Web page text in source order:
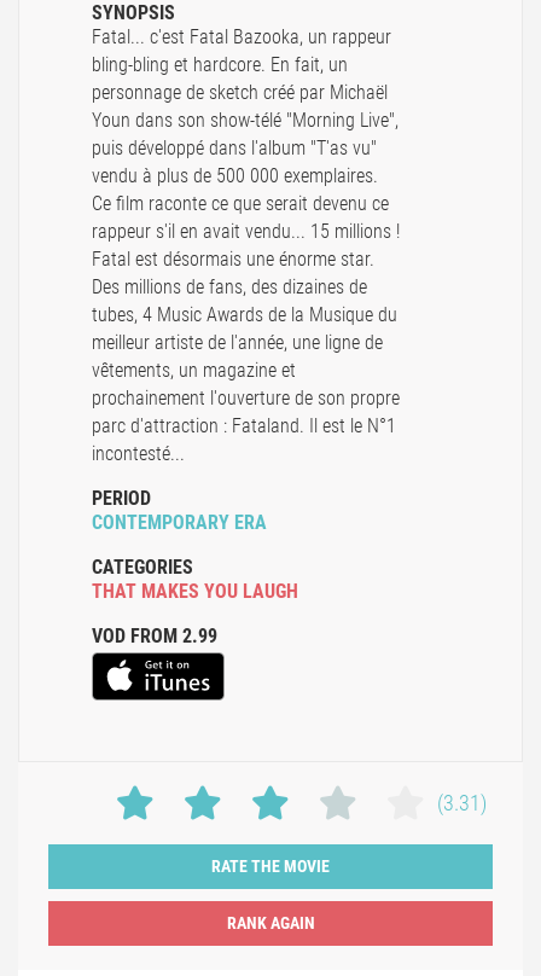
SYNOPSIS
Fatal... c'est Fatal Bazooka, un rappeur
bling-bling et hardcore. En fait, un
personnage de sketch créé par Michaël
Youn dans son show-télé "Morning Live",
puis développé dans l'album "T'as vu"
vendu à plus de 500 000 exemplaires.
Ce film raconte ce que serait devenu ce
rappeur s'il en avait vendu... 15 millions !
Fatal est désormais une énorme star.
Des millions de fans, des dizaines de
tubes, 4 Music Awards de la Musique du
meilleur artiste de l'année, une ligne de
vêtements, un magazine et
prochainement l'ouverture de son propre
parc d'attraction : Fataland. Il est le N°1
incontesté...
PERIOD
CONTEMPORARY ERA
CATEGORIES
THAT MAKES YOU LAUGH
VOD FROM 2.99
(3.31)
RATE THE MOVIE